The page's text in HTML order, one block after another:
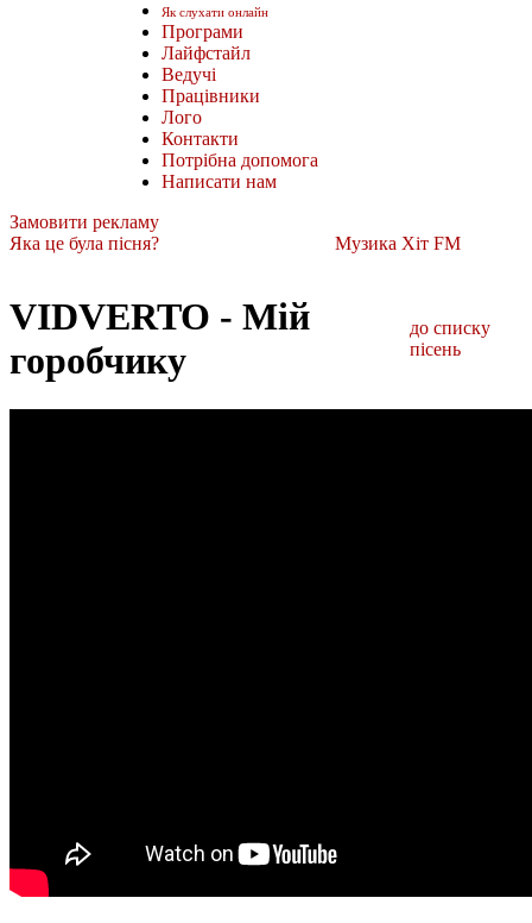
Як слухати онлайн
Програми
Лайфстайл
Ведучі
Працівники
Лого
Контакти
Потрібна допомога
Написати нам
Замовити рекламу
Яка це була пісня?
Музика Хіт FM
VIDVERTO - Мій
горобчику
до списку
пісень